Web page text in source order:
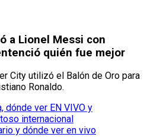
a Lionel Messi con
quién fue mejor
City utilizó el Balón de Oro para
Ronaldo.
dónde ver EN VIVO y
internacional
y dónde ver en vivo